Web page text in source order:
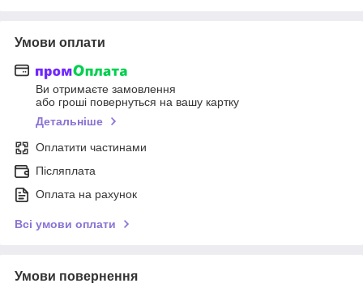
Умови оплати
Ви отримаєте замовлення
або гроші повернуться на вашу картку
Детальніше
Оплатити частинами
Післяплата
Оплата на рахунок
Всі умови оплати
Умови повернення